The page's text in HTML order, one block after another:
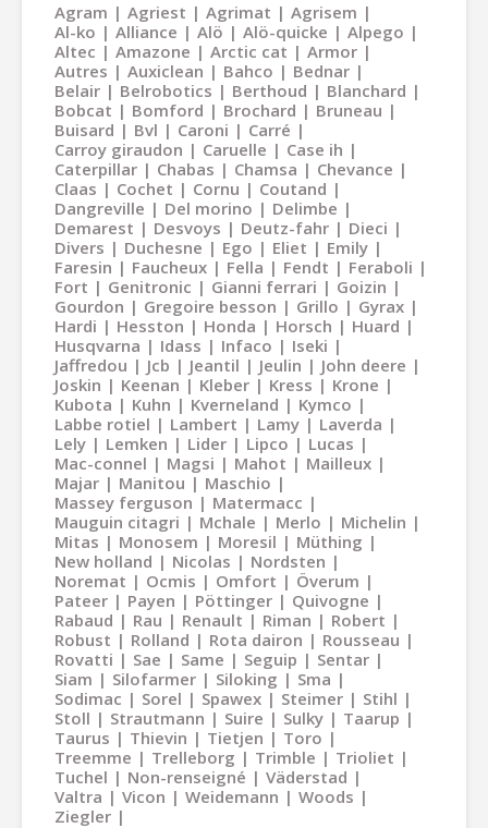
Agram Agriest Agrimat
Agrisem
Al-ko
Alliance Alö Alö-quicke
Alpego
Altec
Amazone Arctic cat
Armor
Autres
Auxiclean Bahco
Bednar
Belair
Belrobotics Berthoud
Blanchard
Bobcat
Bomford Brochard
Bruneau
Buisard
Bvl Caroni
Carré
Carroy giraudon
Caruelle
Case ih
Caterpillar
Chabas Chamsa
Chevance
Claas
Cochet Cornu
Coutand
Dangreville
Del morino
Delimbe
Demarest
Desvoys Deutz-fahr
Dieci
Divers
Duchesne Ego Eliet
Emily
Faresin
Faucheux Fella Fendt
Feraboli
Fort
Genitronic Gianni ferrari
Goizin
Gourdon
Gregoire besson Grillo
Gyrax
Hardi
Hesston Honda Horsch
Huard
Husqvarna
Idass Infaco
Iseki
Jaffredou
Jcb Jeantil Jeulin
John deere
Joskin
Keenan Kleber Kress
Krone
Kubota
Kuhn Kverneland
Kymco
Labbe rotiel
Lambert Lamy
Laverda
Lely
Lemken Lider Lipco
Lucas
Mac-connel
Magsi Mahot
Mailleux
Majar
Manitou
Maschio
Massey ferguson
Matermacc
Mauguin citagri
Mchale Merlo
Michelin
Mitas
Monosem Moresil
Müthing
New holland
Nicolas
Nordsten
Noremat
Ocmis Omfort
Överum
Pateer
Payen Pöttinger
Quivogne
Rabaud
Rau Renault Riman
Robert
Robust
Rolland Rota dairon
Rousseau
Rovatti
Sae Same Seguip
Sentar
Siam
Silofarmer Siloking
Sma
Sodimac
Sorel Spawex Steimer
Stihl
Stoll
Strautmann Suire Sulky
Taarup
Taurus
Thievin Tietjen
Toro
Treemme
Trelleborg Trimble
Trioliet
Tuchel
Non-renseigné
Väderstad
Valtra
Vicon Weidemann
Woods
Ziegler